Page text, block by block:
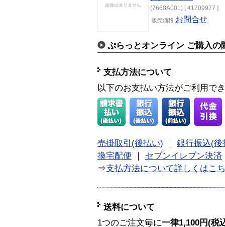
(7668A001) [ 41709977 ]
販売価格 お問合せ
ぷらっとオンライン ご購入の
支払方法について
以下のお支払い方法がご利用で
売掛取引(後払い)
銀行振込(後
換宅配便
セブンイレブン決済
⇒支払方法について詳しくはこ
送料について
1つのご注文毎に一律1,100円(税